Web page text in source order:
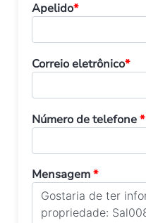
Apelido*
Correio eletrônico*
Número de telefone*
Mensagem*